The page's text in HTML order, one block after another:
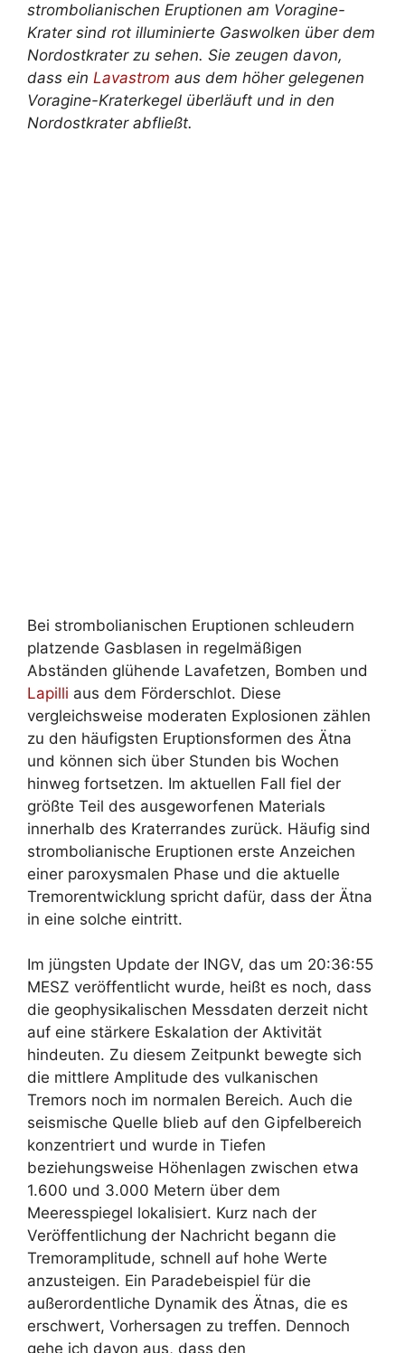
strombolianischen Eruptionen am Voragine-
Krater sind rot illuminierte Gaswolken über dem
Nordostkrater zu sehen. Sie zeugen davon,
dass ein Lavastrom aus dem höher gelegenen
Voragine-Kraterkegel überläuft und in den
Nordostkrater abfließt.
Bei strombolianischen Eruptionen schleudern
platzende Gasblasen in regelmäßigen
Abständen glühende Lavafetzen, Bomben und
Lapilli aus dem Förderschlot. Diese
vergleichsweise moderaten Explosionen zählen
zu den häufigsten Eruptionsformen des Ätna
und können sich über Stunden bis Wochen
hinweg fortsetzen. Im aktuellen Fall fiel der
größte Teil des ausgeworfenen Materials
innerhalb des Kraterrandes zurück. Häufig sind
strombolianische Eruptionen erste Anzeichen
einer paroxysmalen Phase und die aktuelle
Tremorentwicklung spricht dafür, dass der Ätna
in eine solche eintritt.
Im jüngsten Update der INGV, das um 20:36:55
MESZ veröffentlicht wurde, heißt es noch, dass
die geophysikalischen Messdaten derzeit nicht
auf eine stärkere Eskalation der Aktivität
hindeuten. Zu diesem Zeitpunkt bewegte sich
die mittlere Amplitude des vulkanischen
Tremors noch im normalen Bereich. Auch die
seismische Quelle blieb auf den Gipfelbereich
konzentriert und wurde in Tiefen
beziehungsweise Höhenlagen zwischen etwa
1.600 und 3.000 Metern über dem
Meeresspiegel lokalisiert. Kurz nach der
Veröffentlichung der Nachricht begann die
Tremoramplitude, schnell auf hohe Werte
anzusteigen. Ein Paradebeispiel für die
außerordentliche Dynamik des Ätnas, die es
erschwert, Vorhersagen zu treffen. Dennoch
gehe ich davon aus, dass den